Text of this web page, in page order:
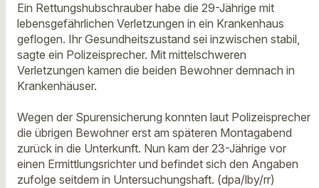
Ein Rettungshubschrauber habe die 29-Jährige mit
lebensgefährlichen Verletzungen in ein Krankenhaus
geflogen. Ihr Gesundheitszustand sei inzwischen stabil,
sagte ein Polizeisprecher. Mit mittelschweren
Verletzungen kamen die beiden Bewohner demnach in
Krankenhäuser.
Wegen der Spurensicherung konnten laut Polizeisprecher
die übrigen Bewohner erst am späteren Montagabend
zurück in die Unterkunft. Nun kam der 23-Jährige vor
einen Ermittlungsrichter und befindet sich den Angaben
zufolge seitdem in Untersuchungshaft. (dpa/lby/rr)